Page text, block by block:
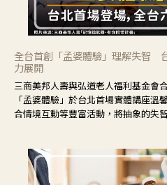
全台首創「孟婆體驗」理解失智
力展開
三商美邦人壽與弘道老人福利基金會
「孟婆體驗」於台北首場實體講座
合情境互動等豐富活動，將抽象的失